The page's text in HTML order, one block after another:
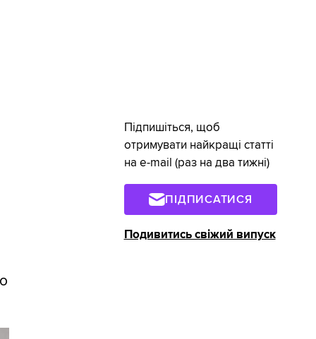
Підпишіться, щоб
отримувати найкращі статті
на e-mail (раз на два тижні)
ПІДПИСАТИСЯ
Подивитись свіжий випуск